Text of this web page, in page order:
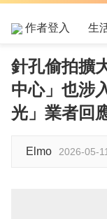
作者登入 生
針孔偷拍擴
中心」也涉
光」業者回
Elmo 2026-05-11